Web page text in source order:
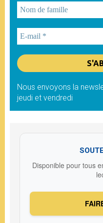
Nous envoyons la
jeudi et vendredi
Disponible pour tous